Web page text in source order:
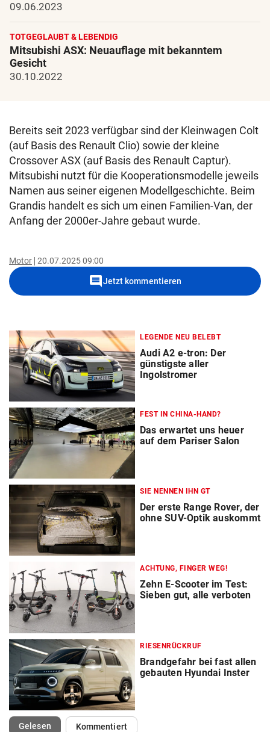
09.06.2023
TOTGEGLAUBT & LEBENDIG
Mitsubishi ASX: Neuauflage mit bekanntem
Gesicht
30.10.2022
Bereits seit 2023 verfügbar sind der Kleinwagen Colt
(auf Basis des Renault Clio) sowie der kleine
Crossover ASX (auf Basis des Renault Captur).
Mitsubishi nutzt für die Kooperationsmodelle jeweils
Namen aus seiner eigenen Modellgeschichte. Beim
Grandis handelt es sich um einen Familien-Van, der
Anfang der 2000er-Jahre gebaut wurde.
Motor 20.07.2025 09:00
commentJetzt kommentieren
LEGENDE NEU BELEBT
Audi A2 e-tron: Der
günstigste aller
Ingolstromer
FEST IN CHINA-HAND?
Das erwartet uns heuer
auf dem Pariser Salon
SIE NENNEN IHN GT
Der erste Range Rover, der
ohne SUV-Optik auskommt
ACHTUNG, FINGER WEG!
Zehn E-Scooter im Test:
Sieben gut, alle verboten
RIESENRÜCKRUF
Brandgefahr bei fast allen
gebauten Hyundai Inster
Gelesen(ausgewählt)Kommentiert